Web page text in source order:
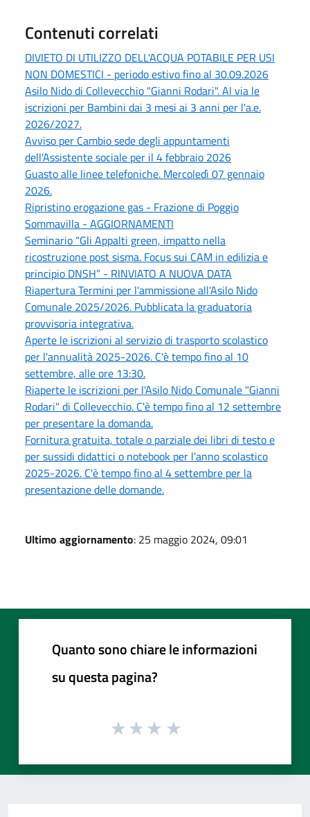
Contenuti correlati
DIVIETO DI UTILIZZO DELL'ACQUA POTABILE PER USI
NON DOMESTICI - periodo estivo fino al 30.09.2026
Asilo Nido di Collevecchio "Gianni Rodari". Al via le
iscrizioni per Bambini dai 3 mesi ai 3 anni per l'a.e.
2026/2027.
Avviso per Cambio sede degli appuntamenti
dell'Assistente sociale per il 4 febbraio 2026
Guasto alle linee telefoniche. Mercoledì 07 gennaio
2026.
Ripristino erogazione gas - Frazione di Poggio
Sommavilla - AGGIORNAMENTI
Seminario “Gli Appalti green, impatto nella
ricostruzione post sisma. Focus sui CAM in edilizia e
principio DNSH” - RINVIATO A NUOVA DATA
Riapertura Termini per l'ammissione all'Asilo Nido
Comunale 2025/2026. Pubblicata la graduatoria
provvisoria integrativa.
Aperte le iscrizioni al servizio di trasporto scolastico
per l'annualità 2025-2026. C'è tempo fino al 10
settembre, alle ore 13:30.
Riaperte le iscrizioni per l'Asilo Nido Comunale "Gianni
Rodari" di Collevecchio. C'è tempo fino al 12 settembre
per presentare la domanda.
Fornitura gratuita, totale o parziale dei libri di testo e
per sussidi didattici o notebook per l'anno scolastico
2025-2026. C'è tempo fino al 4 settembre per la
presentazione delle domande.
Ultimo aggiornamento: 25 maggio 2024, 09:01
Quanto sono chiare le informazioni
su questa pagina?